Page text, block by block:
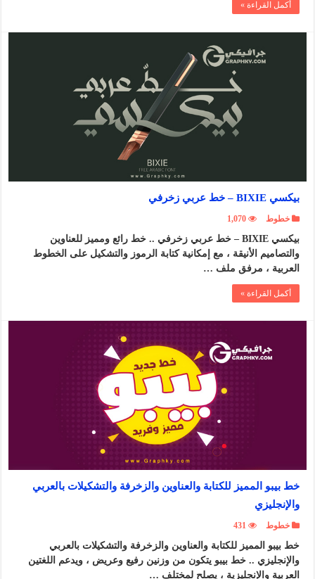
أكمل القراءة »
بيكسي BIXIE – خط عربي زخرفي
خطوط 1,070
بيكسي BIXIE – خط عربي زخرفي .. خط رائع ومميز للعناوين
والتصاميم الأنيقة ، مع إمكانية كتابة الرموز والتشكيل على الخطوط
العربية ، مرفق ملف …
أكمل القراءة »
خط بيبو المميز للكتابة والعناوين والزخرفة والتشكيلات بالعربي
والإنجليزي
خطوط 431
خط بيبو المميز للكتابة والعناوين والزخرفة والتشكيلات بالعربي
والإنجليزي .. خط بيبو يتكون من وزنين رفيع وعريض ، ويدعم اللغتين
العربية والإنجليزية ، يصلح لمختلف …